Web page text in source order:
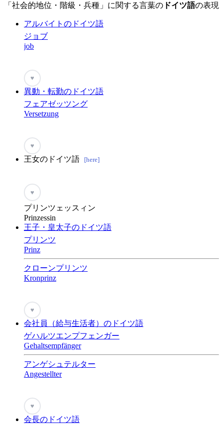
「社会的地位・階級・兵種」に関する言葉の ドイツ語の表現
アルバイトのドイツ語
ジョブ
job
♥
異動・転勤のドイツ語
フェアゼッツング
Versetzung
♥
王女のドイツ語 [here]
♥
プリンツェッスィン
Prinzessin
王子・皇太子のドイツ語
プリンツ
Prinz
クローンプリンツ
Kronprinz
♥
会社員（給与生活者）のドイツ語
ゲハルツエンプフェンガー
Gehaltsempfänger
アンゲシュテルター
Angestellter
♥
会長のドイツ語